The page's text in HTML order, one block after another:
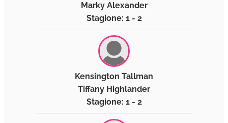
Marky Alexander
Stagione: 1 - 2
Kensington Tallman
Tiffany Highlander
Stagione: 1 - 2